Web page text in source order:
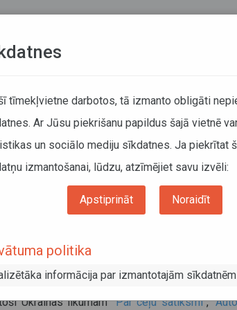
perioda braukšanas ierobežojumi Ukrainā 2022. gadā
2022. gadā
Ukrainas likumam"Par ceļu satiksmi",
tīmekļvietne darbotos, tā izmanto obligāti
Ar Jūsu piekrišanu papildus šajā vietnē
un sociālo mediju sīkdatnes. Ja piekrītat
izmantošanai, lūdzu, atzīmējiet savu izvēli:
Apstiprināt Noraidīt
politika
informācija par izmantotajām sīkdatnēm